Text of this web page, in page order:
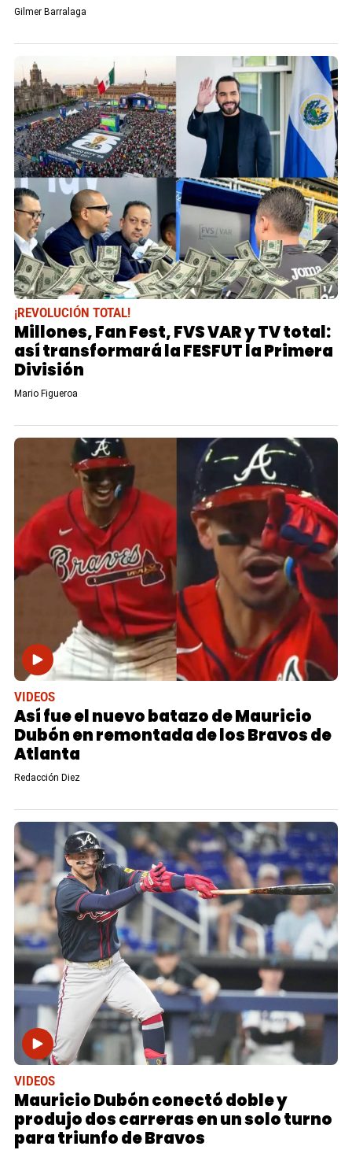
Gilmer Barralaga
¡REVOLUCIÓN TOTAL!
Millones, Fan Fest, FVS VAR y TV total:
así transformará la FESFUT la Primera
División
Mario Figueroa
VIDEOS
Así fue el nuevo batazo de Mauricio
Dubón en remontada de los Bravos de
Atlanta
Redacción Diez
VIDEOS
Mauricio Dubón conectó doble y
produjo dos carreras en un solo turno
para triunfo de Bravos